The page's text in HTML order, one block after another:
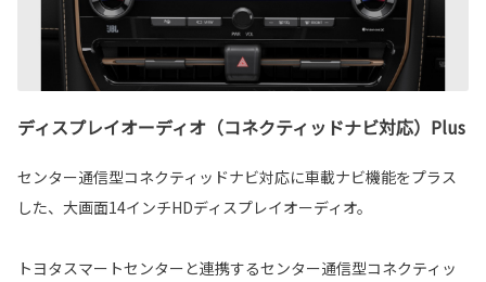
ディスプレイオーディオ（コネクティッドナビ対応）Plus
センター通信型コネクティッドナビ対応に車載ナビ機能をプラス
した、大画面14インチHDディスプレイオーディオ。
トヨタスマートセンターと連携するセンター通信型コネクティッ